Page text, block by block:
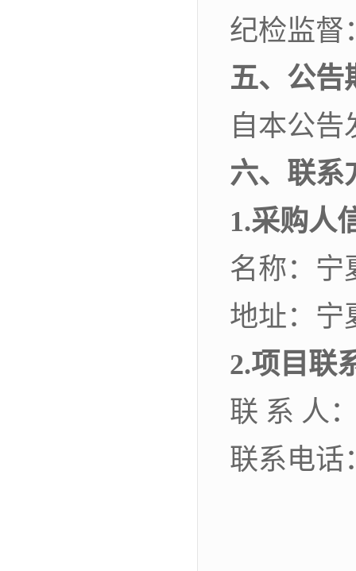
纪检监督
五、 公告
自本公告
六、 联系
1.采购人
名称：宁
地址： 宁
2.项目联
联 系 人
联系电话